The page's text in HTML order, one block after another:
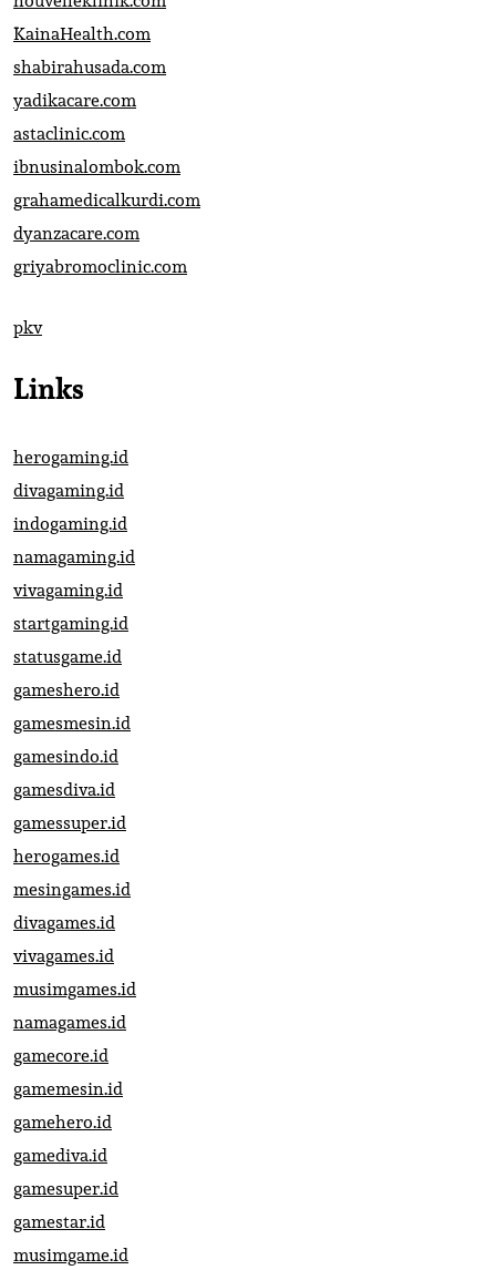
KainaHealth.com
shabirahusada.com
yadikacare.com
astaclinic.com
ibnusinalombok.com
grahamedicalkurdi.com
dyanzacare.com
griyabromoclinic.com
pkv
Links
herogaming.id
divagaming.id
indogaming.id
namagaming.id
vivagaming.id
startgaming.id
statusgame.id
gameshero.id
gamesmesin.id
gamesindo.id
gamesdiva.id
gamessuper.id
herogames.id
mesingames.id
divagames.id
vivagames.id
musimgames.id
namagames.id
gamecore.id
gamemesin.id
gamehero.id
gamediva.id
gamesuper.id
gamestar.id
musimgame.id